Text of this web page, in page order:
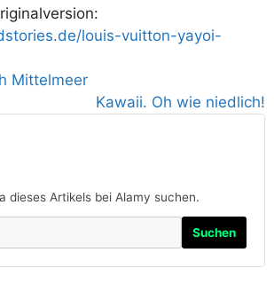
louis-vuitton-yayoi-
Mittelmeer
Kawaii. Oh wie niedlich!
dieses Artikels bei Alamy suchen.
Suchen